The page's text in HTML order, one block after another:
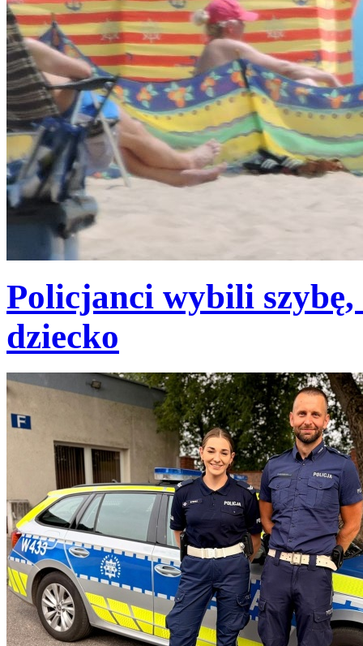
Policjanci wybili
dziecko